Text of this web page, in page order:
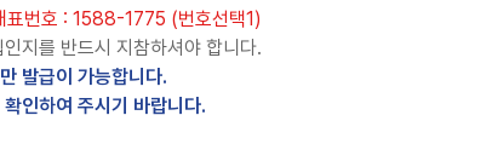
표번호 : 1588-1775 (번호선택1)
지를 반드시 지참하셔야 합니다.
발급이 가능합니다.
인하여 주시기 바랍니다.